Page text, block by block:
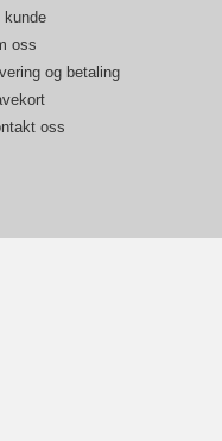
kunde
oss
og betaling
oss